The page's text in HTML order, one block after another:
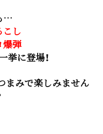
…
し
爆弾
挙に登場！
まみで楽しみません